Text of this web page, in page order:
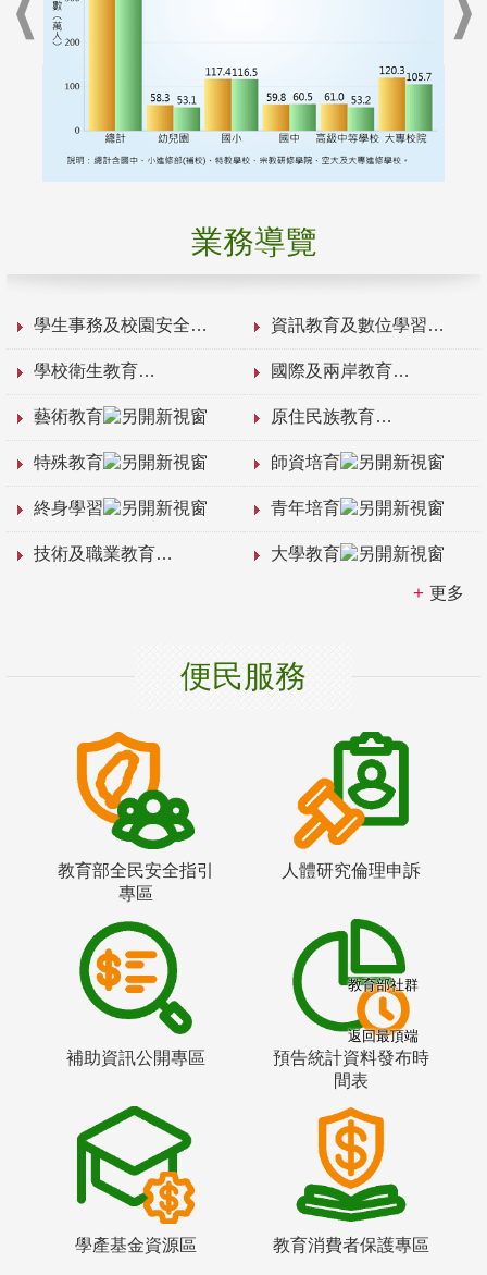
業務導覽
學生事務及校園安全 資訊教育及數位學習
學校衛生教育 國際及兩岸教育
藝術教育 原住民族教育
特殊教育 師資培育
終身學習 青年培育
技術及職業教育 大學教育
更多
便民服務
教育部全民安全指引
專區
人體研究倫理申訴
補助資訊公開專區
預告統計資料發布時
間表
學產基金資源區 教育消費者保護專區
教育部社群
返回最頂端